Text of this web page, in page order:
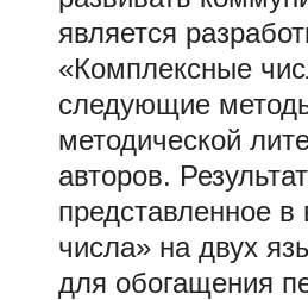
является
«Комплексные
следующие
методической
авторов.
представленное
числа» на двух
для обогащения